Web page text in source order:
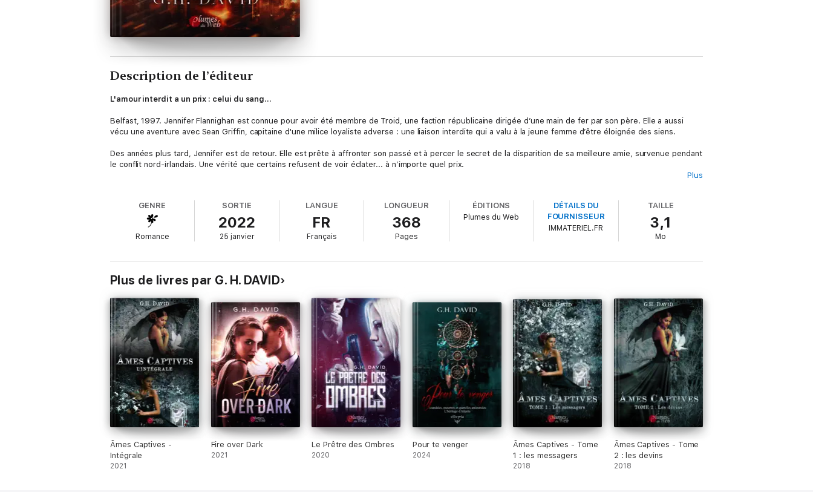
Description de l’éditeur
L'amour interdit a un prix : celui du sang...
Belfast, 1997. Jennifer Flannighan est connue pour avoir été membre de Troid, une faction républicaine dirigée d’une main de fer par son père. Elle a aussi
vécu une aventure avec Sean Griffin, capitaine d'une milice loyaliste adverse : une liaison interdite qui a valu à la jeune femme d’être éloignée des siens.
Des années plus tard, Jennifer est de retour. Elle est prête à affronter son passé et à percer le secret de la disparition de sa meilleure amie, survenue pendant
le conflit nord-irlandais. Une vérité que certains refusent de voir éclater... à n’importe quel prix.
qu'autrefois.
Tome 1 sur 2 mais se lit indépendamment.
Plus
GENRE
Romance
SORTIE
2022
25 janvier
LANGUE
FR
Français
LONGUEUR
368
Pages
ÉDITIONS
Plumes du Web
DÉTAILS DU
FOURNISSEUR
IMMATERIEL.FR
TAILLE
3,1
Mo
Plus de livres par G. H. DAVID
Âmes Captives -
Intégrale
2021
Fire over Dark
2021
Le Prêtre des Ombres
2020
Pour te venger
2024
Âmes Captives - Tome
1 : les messagers
2018
Âmes Captives - Tome
2 : les devins
2018